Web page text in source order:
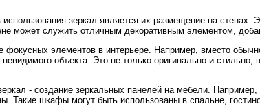
зеркал является их размещение на стенах.
может служить отличным декоративным элементом,
фокусных элементов в интерьере. Например, вместо
объекта. Это не только оригинально и
- создание зеркальных панелей на мебели.
Такие шкафы могут быть использованы в спальне,